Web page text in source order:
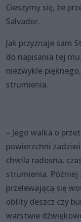
Cieszymy się, że
Salvador.
Jak przyznaje sam
do napisania tej
niezwykle
strumienia.
– Jego walka o
powierzchni
chwila radosna,
strumienia. Później
przelewającą się
obfity deszcz czy
warstwie